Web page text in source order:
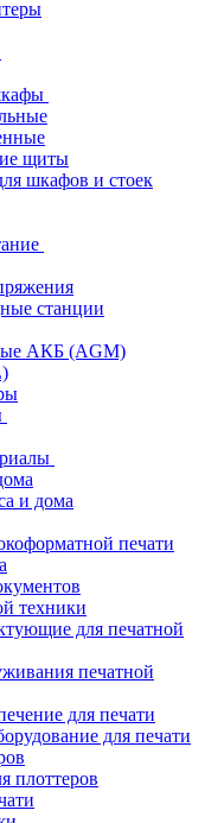
щиты
шкафов и стоек
станции
АКБ (AGM)
и дома
печати
техники
для печатной
печатной
для печати
для печати
плоттеров